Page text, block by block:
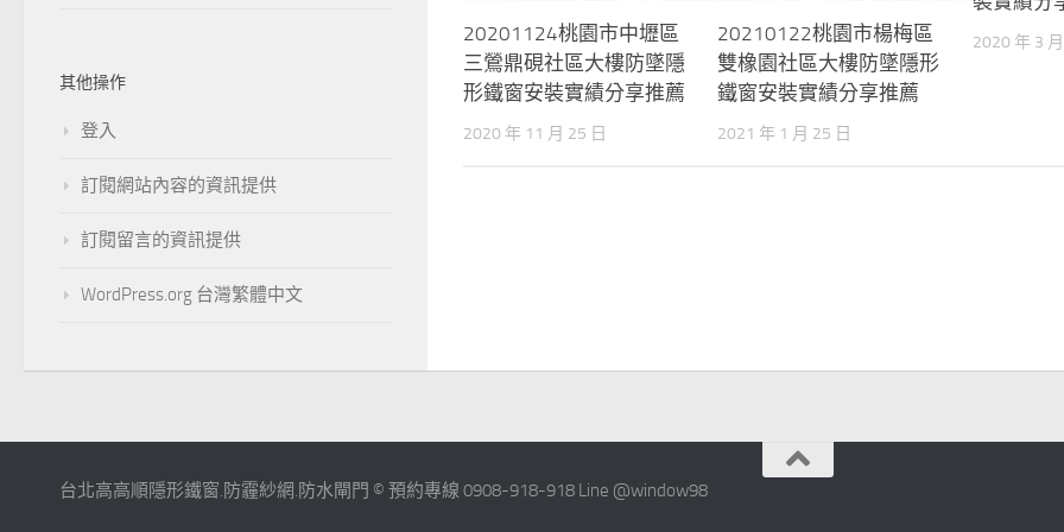
20201124桃園市中壢區
三鶯鼎硯社區大樓防墜隱
形鐵窗安裝實績分享推薦
2020 年 11 月 25 日
20210122桃園市楊梅區
雙橡園社區大樓防墜隱形
鐵窗安裝實績分享推薦
2021 年 1 月 25 日
2020 年 3
其他操作
登入
訂閱網站內容的資訊提供
訂閱留言的資訊提供
WordPress.org 台灣繁體中文
台北高高順隱形鐵窗.防霾紗網.防水閘門 © 預約專線 0908-918-918 Line @window98